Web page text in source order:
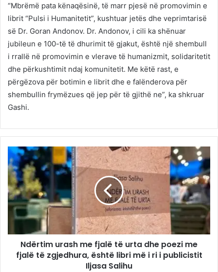
“Mbrëmë pata kënaqësinë, të marr pjesë në promovimin e
librit “Pulsi i Humanitetit”, kushtuar jetës dhe veprimtarisë
së Dr. Goran Andonov. Dr. Andonov, i cili ka shënuar
jubileun e 100-të të dhurimit të gjakut, është një shembull
i rrallë në promovimin e vlerave të humanizmit, solidaritetit
dhe përkushtimit ndaj komunitetit. Me këtë rast, e
përgëzova për botimin e librit dhe e falënderova për
shembullin frymëzues që jep për të gjithë ne”, ka shkruar
Gashi.
Ndërtim urash me fjalë të urta dhe poezi me
fjalë të zgjedhura, është libri më i ri i publicistit
Iljasa Salihu